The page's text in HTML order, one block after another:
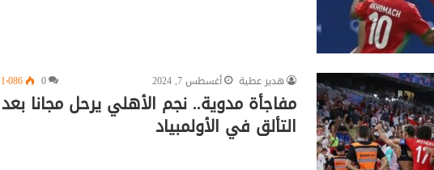
هدير عطية أغسطس 7, 2024 0 1٬086
مفاجأة مدوية.. نجم الأهلي يرحل مجانا بعد
التألق في الأولمبياد